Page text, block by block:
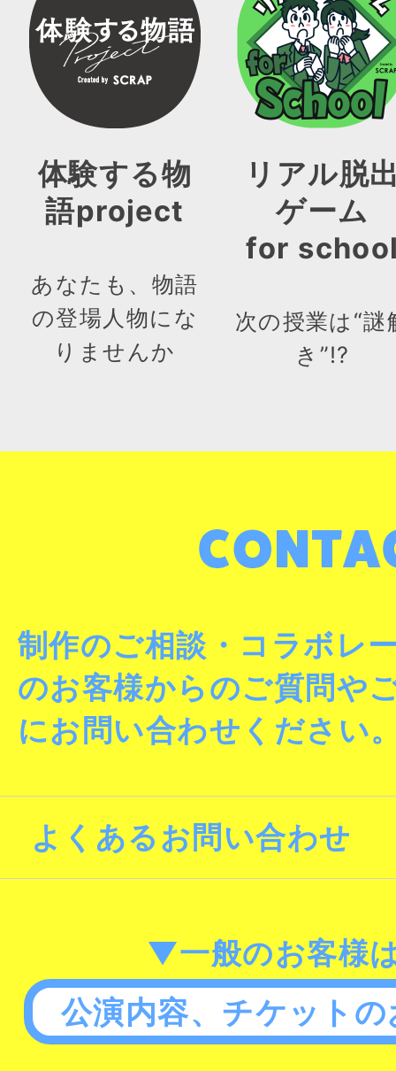
体験する物
語project
あなたも、物語
の登場人物にな
りませんか
リアル脱
ゲーム
for
次の授業は“謎
き”!?
制作のご相談・コラボレ
のお客様からのご質問や
にお問い合わせください
よくあるお問い合わせ
▼一般のお客様
公演内容、チケット